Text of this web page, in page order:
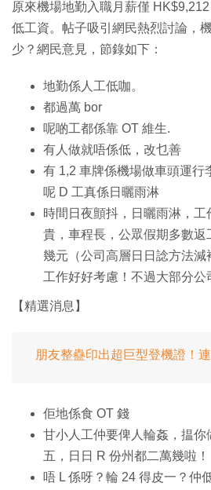
原來機場地勤入職月薪僅
低工資。帖子吸引網民熱烈討論，
少？網民意見，節錄如下：
地勤係人工低咖。
都過萬 bor
呢啲工都係靠 OT 維生.
有人做就唔係低，改乜善
有 1,2 車牌係機場做車頭運行
呢 D 工真係日曬雨淋
時間日夜顫抖，日曬雨淋，
貴，車程長，公眾假期多數
幾元（公司高層日日諗方法
工作好好考慮！不過大部分公
【精選消息】
朋友整蠱印出超巨型登機證！
佢地係食 OT 錢
甘小人工仲要俾人輪姦，揾
五，日日 R 份州都二萬幾啦！
唔 L 係呀？輪 24 得皮一？仲